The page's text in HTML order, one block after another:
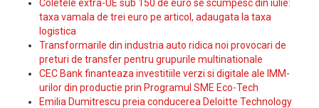
Coletele extra-UE sub 150 de euro se scumpesc din iulie:
taxa vamala de trei euro pe articol, adaugata la taxa
logistica
Transformarile din industria auto ridica noi provocari de
preturi de transfer pentru grupurile multinationale
CEC Bank finanteaza investitiile verzi si digitale ale IMM-
urilor din productie prin Programul SME Eco-Tech
Emilia Dumitrescu preia conducerea Deloitte Technology